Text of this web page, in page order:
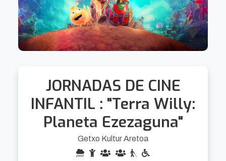
JORNADAS DE CINE
INFANTIL : "Terra Willy:
Planeta Ezezaguna"
Getxo Kultur Aretoa